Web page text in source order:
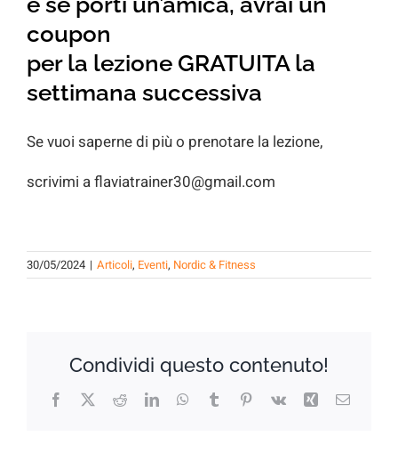
coupon
per la lezione GRATUITA la
settimana successiva
Se vuoi saperne di più o prenotare la lezione,
scrivimi a flaviatrainer30@gmail.com
30/05/2024 | Articoli, Eventi, Nordic & Fitness
Condividi questo contenuto!
Facebook
X RedditLinkedInWhatsApp
TumblrPinterest
Vk Xing Email